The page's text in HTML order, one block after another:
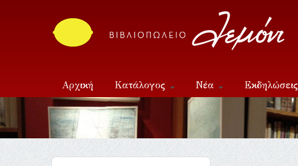
Αρχική Κατάλογος Νέα Εκδηλώσεις
Επικοινωνία